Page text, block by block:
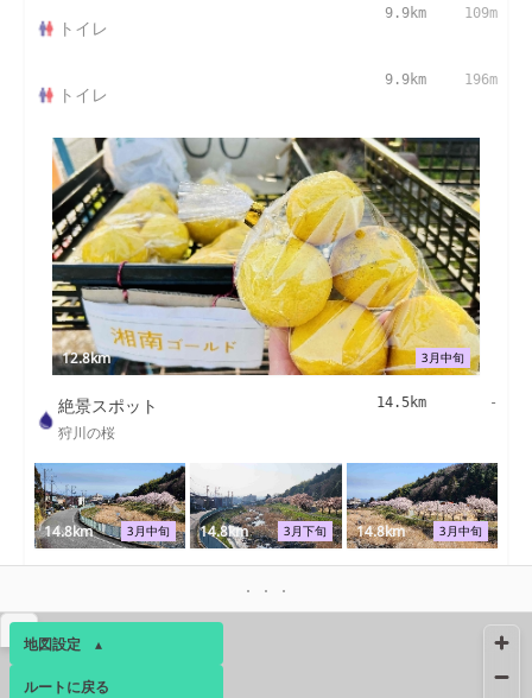
トイレ
9.9km 109m
トイレ
9.9km 196m
3月中旬
12.8km
絶景スポット
狩川の桜
14.5km -
3月中旬
14.8km 3月下旬
14.8km 3月中旬
14.8km
絶景スポット
隠れスポット
2523m
地図設定 ▴
ベース ▴
ルートに戻る